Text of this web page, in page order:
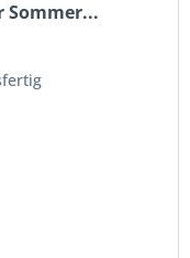
Sommer...